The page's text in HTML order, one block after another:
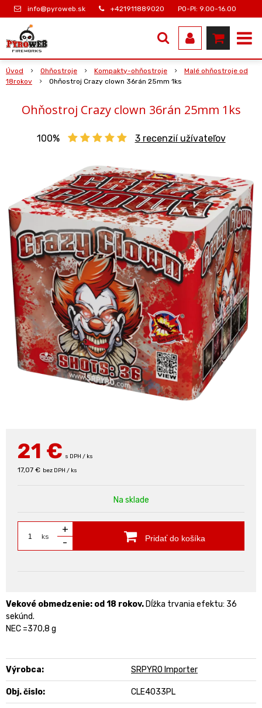
info@pyroweb.sk +421911889020 PO-PI: 9.00-16.00
Úvod Ohňostroje Kompakty-ohňostroje
Malé ohňostroje od
18rokov
Ohňostroj Crazy clown 36rán 25mm 1ks
Ohňostroj Crazy clown 36rán 25mm 1ks
100% 3recenzií užívateľov
21 € s DPH / ks
17,07 € bez DPH / ks
Na sklade
ks
+
-
Pridať do košíka
Vekové obmedzenie: od 18 rokov. Dĺžka trvania efektu: 36
sekúnd.
NEC =370,8 g
Výrobca: SRPYRO Importer
Obj. čislo: CLE4033PL